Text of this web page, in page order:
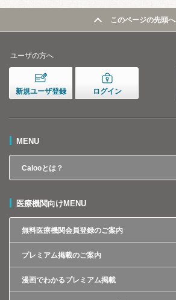
このページの先頭へ
ユーザの方へ
新規ユーザ登録 ログイン
MENU
Calooとは？
医療機関向けMENU
無料医療機関会員登録のご案内
プレミアム掲載のご案内
漫画でわかるプレミアム掲載